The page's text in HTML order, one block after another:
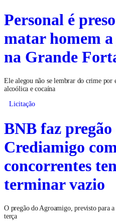
Personal é
matar homem a
na Grande
Ele alegou não se lembrar do crime por
alcoólica e cocaína
Licitação
BNB faz pregão
Crediamigo
concorrentes
terminar vazio
O pregão do Agroamigo, previsto para
terça